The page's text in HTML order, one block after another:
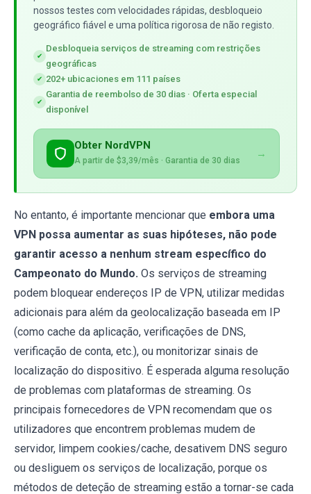
nossos testes com velocidades rápidas, desbloqueio
geográfico fiável e uma política rigorosa de não registo.
✔
Desbloqueia serviços de streaming com restrições
geográficas
✔ 202+ ubicaciones em 111 países
✔
Garantia de reembolso de 30 dias · Oferta especial
disponível
Obter NordVPN
A partir de $3,39/mês · Garantia de 30 dias
→
No entanto, é importante mencionar que embora uma
VPN possa aumentar as suas hipóteses, não pode
garantir acesso a nenhum stream específico do
Campeonato do Mundo. Os serviços de streaming
podem bloquear endereços IP de VPN, utilizar medidas
adicionais para além da geolocalização baseada em IP
(como cache da aplicação, verificações de DNS,
verificação de conta, etc.), ou monitorizar sinais de
localização do dispositivo. É esperada alguma resolução
de problemas com plataformas de streaming. Os
principais fornecedores de VPN recomendam que os
utilizadores que encontrem problemas mudem de
servidor, limpem cookies/cache, desativem DNS seguro
ou desliguem os serviços de localização, porque os
métodos de deteção de streaming estão a tornar-se cada